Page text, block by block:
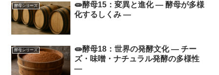
酵母シリーズ
🧫酵母15：変異と進化 ― 酵母が多様
化するしくみ ―
酵母シリーズ
🧫酵母18：世界の発酵文化 ― チー
ズ・味噌・ナチュラル発酵の多様性
―